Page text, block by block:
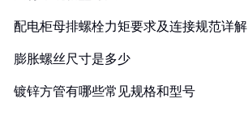
配电柜母排螺栓力矩要求及连接规范详解
膨胀螺丝尺寸是多少
镀锌方管有哪些常见规格和型号